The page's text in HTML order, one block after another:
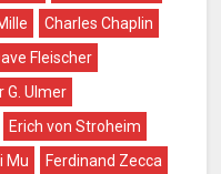
Charles Chaplin
Fleischer
G. Ulmer
Erich von Stroheim
Mu
Ferdinand Zecca